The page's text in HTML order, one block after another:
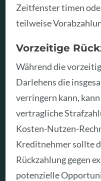
Zeitfenster timen
teilweise
Vorzeitige
Während die
Darlehens die
verringern kann,
vertragliche
Kosten-Nutzen-
Kreditnehmer sollte
Rückzahlung gegen
potenzielle